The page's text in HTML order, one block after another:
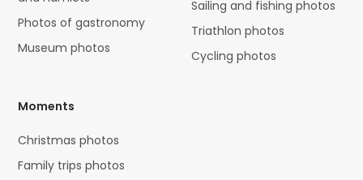
Photos of gastronomy
Museum photos
Sailing and fishing photos
Triathlon photos
Cycling photos
Moments
Christmas photos
Family trips photos